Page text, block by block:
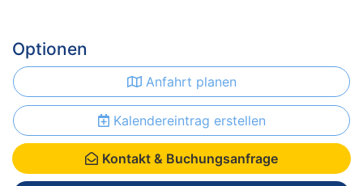
Optionen
Anfahrt planen
Kalendereintrag erstellen
Kontakt & Buchungsanfrage